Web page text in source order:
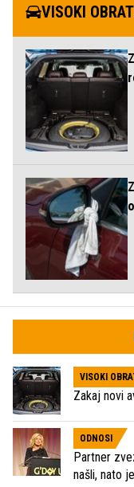
VISOKI
VISOKI
Zakaj novi
ODNOSI
Partner
našli, nato